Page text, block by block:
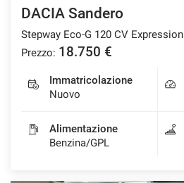
DACIA Sandero
Stepway Eco-G 120 CV Expression
Prezzo: 18.750 €
Immatricolazione
Nuovo
Alimentazione
Benzina/GPL